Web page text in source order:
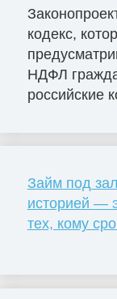
кодекс,
НДФЛ
российские
Займ под
историей —
тех, кому